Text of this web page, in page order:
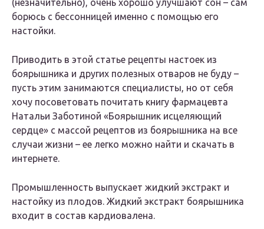
(незначительно), очень хорошо улучшают сон – сам
борюсь с бессонницей именно с помощью его
настойки.
Приводить в этой статье рецепты настоек из
боярышника и других полезных отваров не буду –
пусть этим занимаются специалисты, но от себя
хочу посоветовать почитать книгу фармацевта
Натальи Заботиной «Боярышник исцеляющий
сердце» с массой рецептов из боярышника на все
случаи жизни – ее легко можно найти и скачать в
интернете.
Промышленность выпускает жидкий экстракт и
настойку из плодов. Жидкий экстракт боярышника
входит в состав кардиовалена.